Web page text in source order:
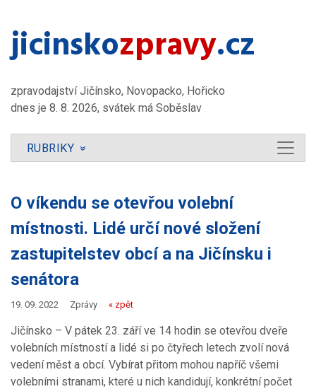
jicinsko​zpravy.cz
zpravodajství Jičínsko, Novopacko, Hořicko
dnes je 8. 8. 2026, svátek má Soběslav
RUBRIKY »
O víkendu se otevřou volební
místnosti. Lidé určí nové složení
zastupitelstev obcí a na Jičínsku i
senátora
19. 09. 2022 Zprávy « zpět
Jičínsko – V pátek 23. září ve 14 hodin se otevřou dveře
volebních místností a lidé si po čtyřech letech zvolí nová
vedení měst a obcí. Vybírat přitom mohou napříč všemi
volebními stranami, které u nich kandidují, konkrétní počet